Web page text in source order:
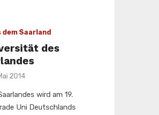
Saarland
des
2014
wird am 19.
Uni Deutschlands